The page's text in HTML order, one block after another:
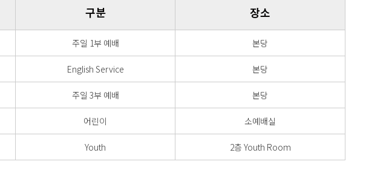
구분 장소
주일 1부 예배 본당
English Service 본당
주일 3부 예배 본당
어린이 소예배실
Youth 2층 Youth Room